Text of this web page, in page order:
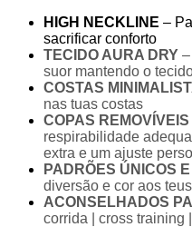
HIGH NECKLINE –
sacrificar conforto
TECIDO AURA DRY
suor mantendo o
COSTAS
nas tuas costas
COPAS REMOVÍVEIS
respirabilidade
extra e um ajuste
PADRÕES ÚNICOS
diversão e cor aos
ACONSELHADOS
corrida | cross training